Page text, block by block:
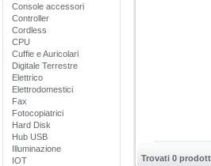
Console accessori
Controller
Cordless
CPU
Cuffie e Auricolari
Digitale Terrestre
Elettrico
Elettrodomestici
Fax
Fotocopiatrici
Hard Disk
Hub USB
Illuminazione
IOT
Trovati 0